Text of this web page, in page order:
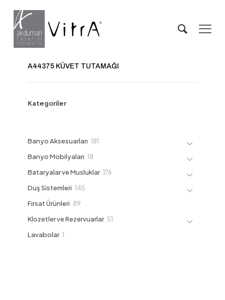
A44375 KÜVET TUTAMAĞI
Kategoriler
Banyo Aksesuarları 181
Banyo Mobilyaları 18
Bataryalar ve Musluklar 176
Duş Sistemleri 145
Fırsat Ürünleri 89
Klozetler ve Rezervuarlar 51
Lavabolar 1